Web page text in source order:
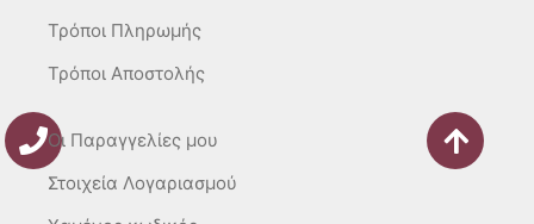
Τρόποι Πληρωμής
Τρόποι Αποστολής
Οι Παραγγελίες μου
Στοιχεία Λογαριασμού